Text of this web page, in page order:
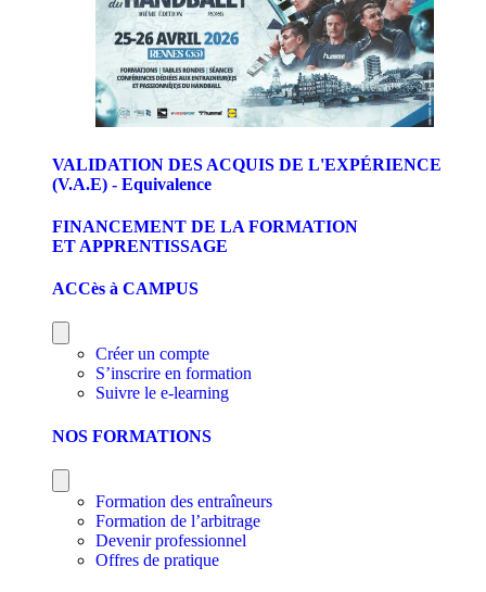
VALIDATION DES ACQUIS DE L'EXPÉRIENCE
(V.A.E) - Equivalence
FINANCEMENT DE LA FORMATION
ET APPRENTISSAGE
ACCès à CAMPUS
Créer un compte
S’inscrire en formation
Suivre le e-learning
NOS FORMATIONS
Formation des entraîneurs
Formation de l’arbitrage
Devenir professionnel
Offres de pratique